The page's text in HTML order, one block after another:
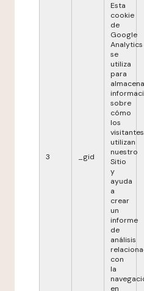
3 _gid
Esta
cookie
de
Google
Analytics
se
utiliza
para
sobre
cómo
los
visitantes
utilizan
nuestro
Sitio
y
ayuda
a
crear
un
informe
de
análisis
con
la
en